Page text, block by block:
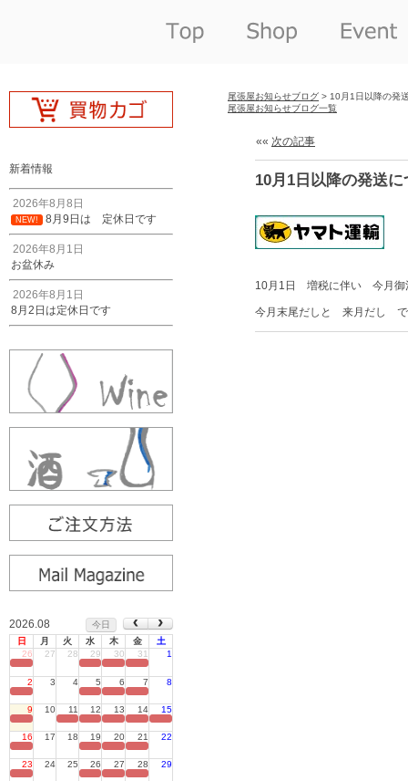
新着情報
2026年8月8日
NEW! 8月9日は 定休日です
2026年8月1日
お盆休み
2026年8月1日
8月2日は定休日です
2026.08
今日
日
月 火 水 木 金
土
26
27 28 29 30 31 1
2 3 4 5 6 7 8
9 10 11 12 13 14 15
16 17 18 19 20 21 22
23 24 25 26 27 28 29
尾張屋お知らせブログ > 10月1日以降の発
尾張屋お知らせブログ一覧
«« 次の記事
10月1日以降の発送
10月1日 増税に伴い 今月御
今月末尾だしと 来月だし で